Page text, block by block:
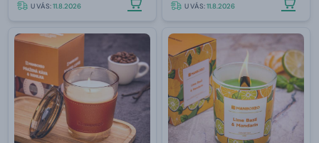
U VÁS:11.8.2026 U VÁS:11.8.2026